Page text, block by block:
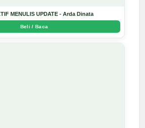
MENULIS UPDATE - Arda Dinata
Beli / Baca